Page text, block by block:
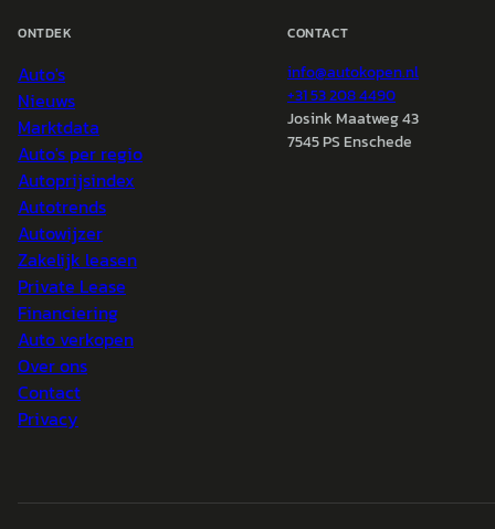
ONTDEK
Auto's
Nieuws
Marktdata
Auto's per regio
Autoprijsindex
Autotrends
Autowijzer
Zakelijk leasen
Private Lease
Financiering
Auto verkopen
Over ons
Contact
Privacy
CONTACT
info@autokopen.nl
+31 53 208 4490
Josink Maatweg 43
7545 PS Enschede